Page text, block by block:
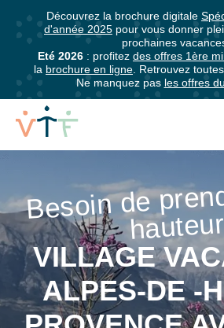
Découvrez la brochure digitale
d'année 2025 pour vous donner
prochaines
Eté 2026 : profitez des offres 1ère
la brochure en ligne . Retrouvez
Ne manquez pas les offres
VILLAGE
VACANCES
DANS
LES
Besoin de
VILLAGE
ALPES-DE -
Abonnez-
vous
à
notre
newsletter
Abonnez-
vous
pour
être
informé·e
de
tous